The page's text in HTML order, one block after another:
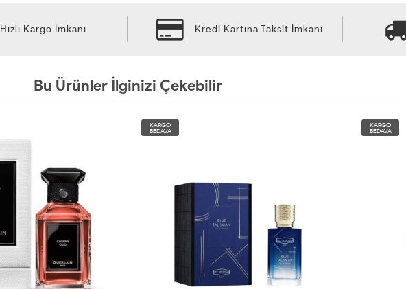
Hızlı Kargo İmkanı Kredi Kartına Taksit İmkanı
Bu Ürünler İlginizi Çekebilir
KARGO
BEDAVA
KARGO
BEDAVA